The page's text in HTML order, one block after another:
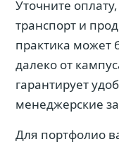
Уточните
транспорт и
практика может
далеко от
гарантирует
менеджерские
Для портфолио